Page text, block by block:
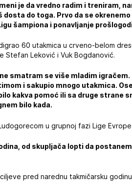
je da vredno radim i treniram,
do toga. Prvo da se
šampiona i ponavljanje
60 utakmica u crveno-belom
Stefan Leković i Vuk Bogdanović.
smatram se više mladim igračem.
i sakupio mnogo utakmica.
kakva pomoć ili sa druge strane
bilo kada.
u grupnoj fazi Lige
od skupljača lopti da
pred narednu takmičarsku